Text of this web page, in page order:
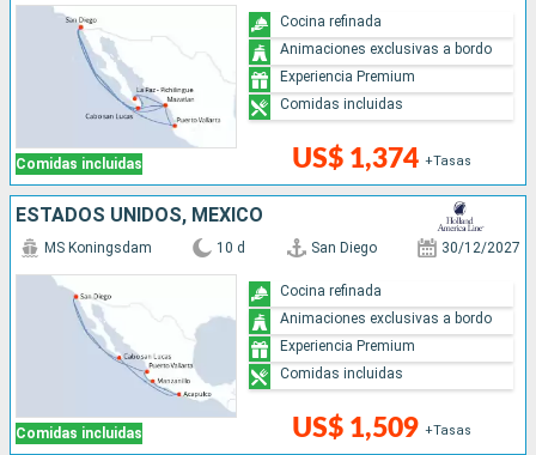
Comidas incluidas US$ 1,374 +Tasas
Cocina refinada
Animaciones exclusivas a bordo
Experiencia Premium
Comidas incluidas
ESTADOS UNIDOS, MÉXICO
Comidas incluidas
MS Koningsdam 10 d San Diego 30/12/2027
US$ 1,509 +Tasas
Cocina refinada
Animaciones exclusivas a bordo
Experiencia Premium
Comidas incluidas